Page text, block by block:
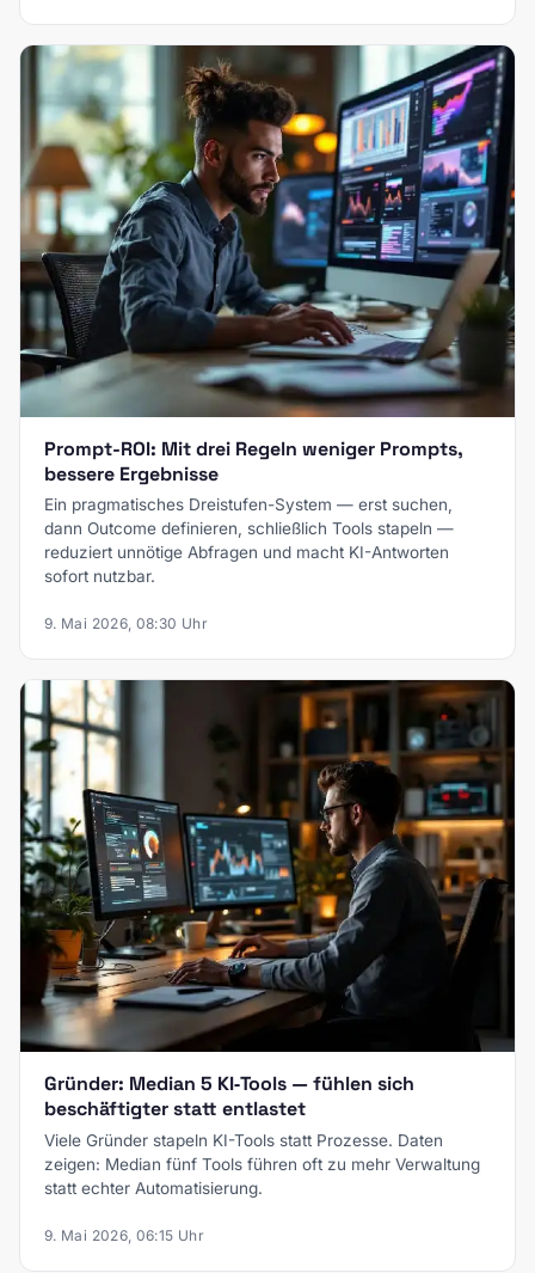
Prompt-ROI: Mit drei Regeln weniger Prompts,
bessere Ergebnisse
Ein pragmatisches Dreistufen-System — erst suchen,
dann Outcome definieren, schließlich Tools stapeln —
reduziert unnötige Abfragen und macht KI-Antworten
sofort nutzbar.
9. Mai 2026, 08:30 Uhr
Gründer: Median 5 KI‑Tools — fühlen sich
beschäftigter statt entlastet
Viele Gründer stapeln KI-Tools statt Prozesse. Daten
zeigen: Median fünf Tools führen oft zu mehr Verwaltung
statt echter Automatisierung.
9. Mai 2026, 06:15 Uhr